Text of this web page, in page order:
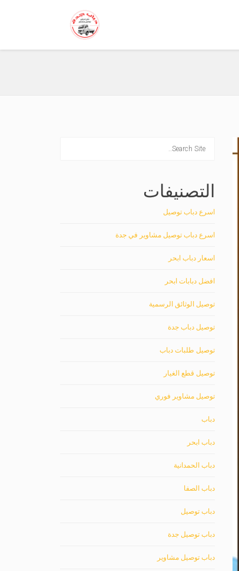
التصنيفات
اسرع دباب توصيل
اسرع دباب توصيل مشاوير في جدة
اسعار دباب ابحر
افضل دبابات ابحر
توصيل الوثائق الرسمية
توصيل دباب جدة
توصيل طلبات دباب
توصيل قطع الغيار
توصيل مشاوير فوري
دباب
دباب ابحر
دباب الحمدانية
دباب الصفا
دباب توصيل
دباب توصيل جدة
دباب توصيل مشاوير